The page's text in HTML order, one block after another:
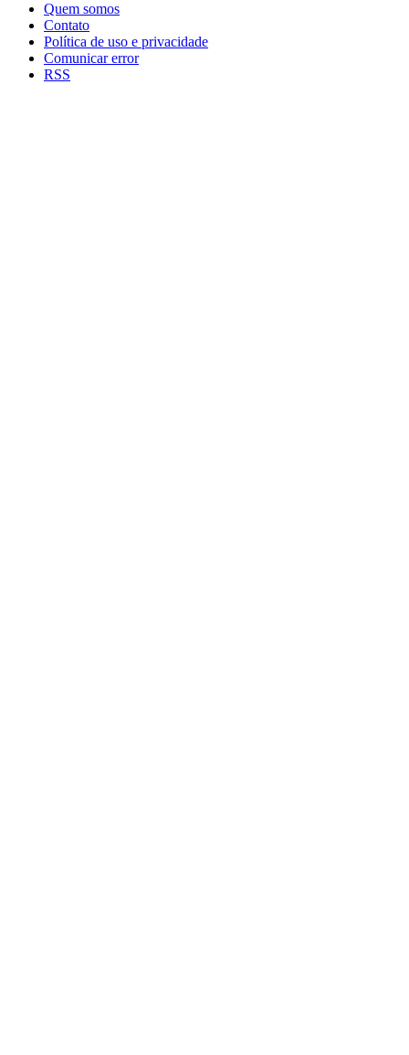
Quem somos
Contato
Política de uso e privacidade
Comunicar error
RSS